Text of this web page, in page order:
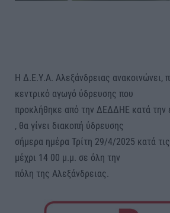
Η Δ.Ε.Υ.Α. Αλεξάνδρειας ανακοινώνει,
κεντρικό αγωγό ύδρευσης που
προκλήθηκε από την ΔΕΔΔΗΕ κατά την
, θα γίνει διακοπή ύδρευσης
σήμερα ημέρα Τρίτη 29/4/2025 κατά
μέχρι 14 00 μ.μ. σε όλη την
πόλη της Αλεξάνδρειας.